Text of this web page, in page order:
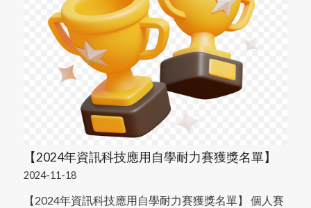
【2024年資訊科技應用自學耐力賽獲獎名單】
2024-11-18
【2024年資訊科技應用自學耐力賽獲獎名單】 個人賽